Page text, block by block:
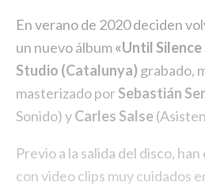
En verano de 2020 deciden
un nuevo álbum«Until Silence
Studio (Catalunya) grabado,
masterizado porSebastián
Sonido) yCarles Salse
Previo a la salida del disco,
con video clips muy cuidados